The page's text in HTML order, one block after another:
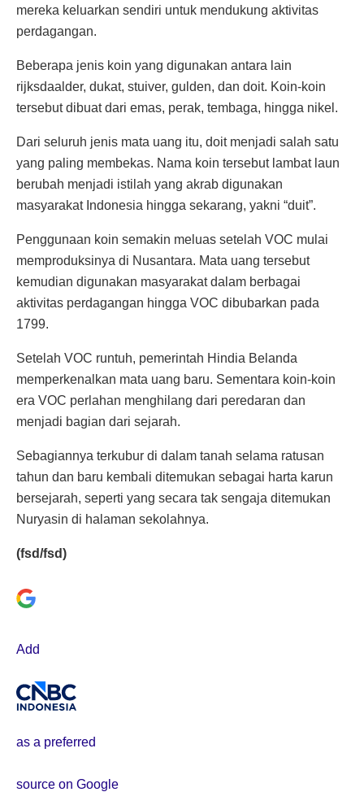
mereka keluarkan sendiri untuk mendukung aktivitas
perdagangan.
Beberapa jenis koin yang digunakan antara lain
rijksdaalder, dukat, stuiver, gulden, dan doit. Koin-koin
tersebut dibuat dari emas, perak, tembaga, hingga nikel.
Dari seluruh jenis mata uang itu, doit menjadi salah satu
yang paling membekas. Nama koin tersebut lambat laun
berubah menjadi istilah yang akrab digunakan
masyarakat Indonesia hingga sekarang, yakni “duit”.
Penggunaan koin semakin meluas setelah VOC mulai
memproduksinya di Nusantara. Mata uang tersebut
kemudian digunakan masyarakat dalam berbagai
aktivitas perdagangan hingga VOC dibubarkan pada
1799.
Setelah VOC runtuh, pemerintah Hindia Belanda
memperkenalkan mata uang baru. Sementara koin-koin
era VOC perlahan menghilang dari peredaran dan
menjadi bagian dari sejarah.
Sebagiannya terkubur di dalam tanah selama ratusan
tahun dan baru kembali ditemukan sebagai harta karun
bersejarah, seperti yang secara tak sengaja ditemukan
Nuryasin di halaman sekolahnya.
(fsd/fsd)
Add
as a preferred
source on Google